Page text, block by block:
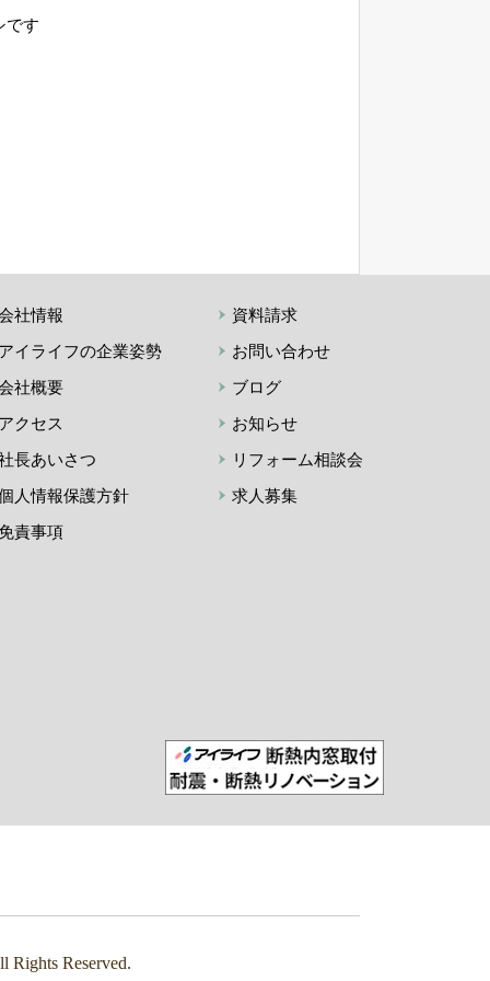
です
社情報
アイライフの企業姿勢
社概要
アクセス
長あいさつ
人情報保護方針
責事項
資料請求
お問い合わせ
ブログ
お知らせ
リフォーム相談会
求人募集
Reserved.